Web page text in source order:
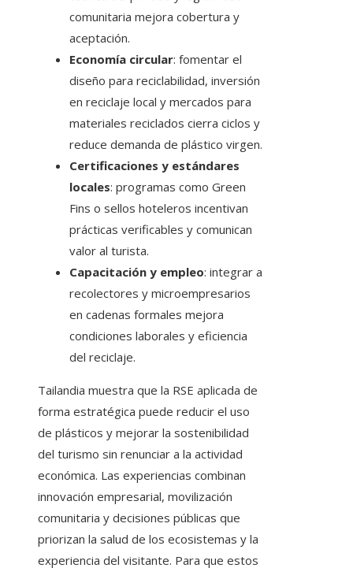
comunitaria mejora cobertura y
aceptación.
Economía circular: fomentar el
diseño para reciclabilidad, inversión
en reciclaje local y mercados para
materiales reciclados cierra ciclos y
reduce demanda de plástico virgen.
Certificaciones y estándares
locales: programas como Green
Fins o sellos hoteleros incentivan
prácticas verificables y comunican
valor al turista.
Capacitación y empleo: integrar a
recolectores y microempresarios
en cadenas formales mejora
condiciones laborales y eficiencia
del reciclaje.
Tailandia muestra que la RSE aplicada de
forma estratégica puede reducir el uso
de plásticos y mejorar la sostenibilidad
del turismo sin renunciar a la actividad
económica. Las experiencias combinan
innovación empresarial, movilización
comunitaria y decisiones públicas que
priorizan la salud de los ecosistemas y la
experiencia del visitante. Para que estos